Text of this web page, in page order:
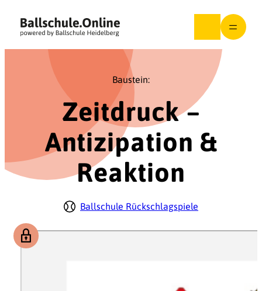
Inhalt
springen
Baustein:
Zeitdruck –
Antizipation &
Reaktion
Ballschule Rückschlagspiele